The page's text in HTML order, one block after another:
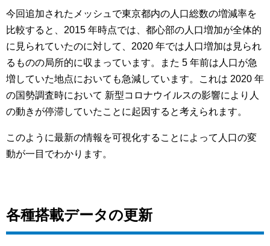
今回追加されたメッシュで東京都内の人口総数の増減率を
比較すると、2015 年時点では、都心部の人口増加が全体的
に見られていたのに対して、2020 年では人口増加は見られ
るものの局所的に収まっています。また 5 年前は人口が急
増していた地点においても急減しています。これは 2020 年
の国勢調査時において 新型コロナウイルスの影響により人
の動きが停滞していたことに起因すると考えられます。
このように最新の情報を可視化することによって人口の変
動が一目でわかります。
各種搭載データの更新